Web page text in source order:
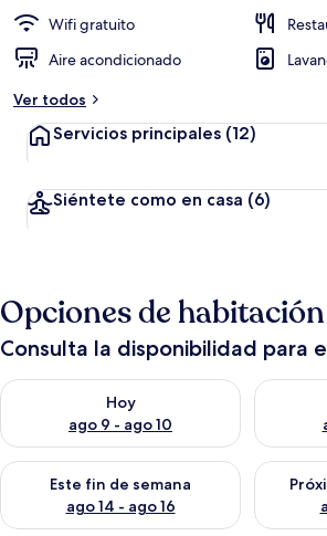
Wifi gratuito
Aire acondicionado
Ver todos
Servicios principales (12)
Siéntete como en casa (6)
Opciones de habitación
Consulta la disponibilidad para
Hoy
ago 9 - ago 10
Consulta la disponibilidad para hoy ago 9
Este fin de semana
ago 14 - ago 16
Consulta la disponibilidad para este fin